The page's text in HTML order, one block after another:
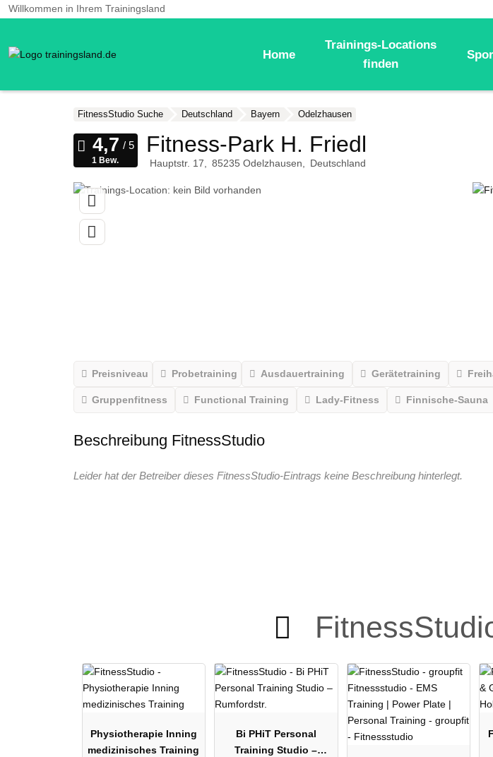
Willkommen in Ihrem Trainingsland
Home
Trainings-Locations
finden
FitnessStudio Suche Deutschland Bayern Odelzhausen
Fitness-Park H. Friedl
Hauptstr. 17 85235 Odelzhausen Deutschland
1 Bew.
Preisniveau Probetraining Ausdauertraining Gerätetraining
Gruppenfitness Functional Training Lady-Fitness Finnische-Sauna
Beschreibung FitnessStudio
Leider hat der Betreiber dieses FitnessStudio-Eintrags keine Beschreibung hinterlegt.
Physiotherapie Inning
medizinisches Training
Bi PHiT Personal
Training Studio –